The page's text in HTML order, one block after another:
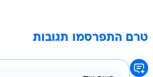
טרם התפרסמו תגובות